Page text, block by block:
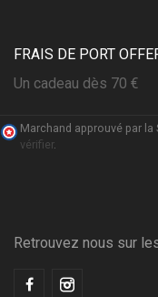
FRAIS DE PORT
Un cadeau dès 70 €
Marchand approuvé par la
vérifier.
Retrouvez nous sur